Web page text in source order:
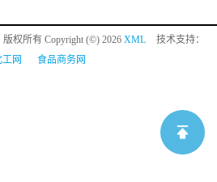
版权所有 Copyright (©) 2026 XML
技术支持：
网
食品商务网